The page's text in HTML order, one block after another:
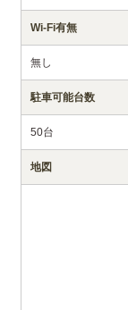
Wi-Fi有無
無し
駐車可能台数
50台
地図